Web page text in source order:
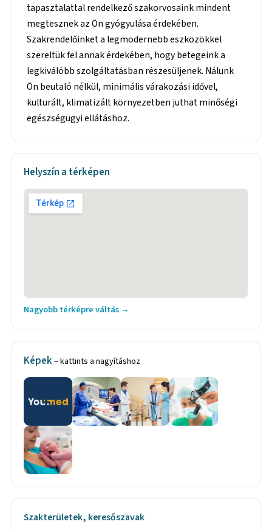
tapasztalattal rendelkező szakorvosaink mindent
megtesznek az Ön gyógyulása érdekében.
Szakrendelőinket a legmodernebb eszközökkel
szereltük fel annak érdekében, hogy betegeink a
legkiválóbb szolgáltatásban részesüljenek. Nálunk
Ön beutaló nélkül, minimális várakozási idővel,
kulturált, klimatizált környezetben juthat minőségi
egészségügyi ellátáshoz.
Helyszín a térképen
Nagyobb térképre váltás →
Képek– kattints a nagyításhoz
Szakterületek, keresőszavak